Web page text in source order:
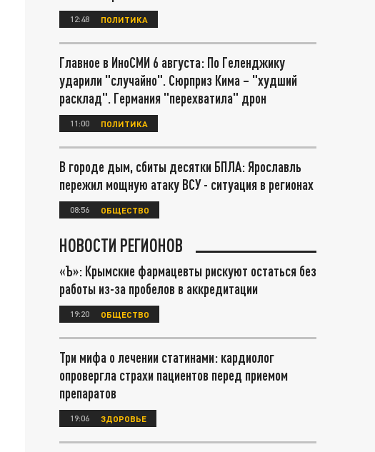
12:48 ПОЛИТИКА
Главное в ИноСМИ 6 августа: По Геленджику
ударили "случайно". Сюрприз Кима – "худший
расклад". Германия "перехватила" дрон
11:00 ПОЛИТИКА
В городе дым, сбиты десятки БПЛА: Ярославль
пережил мощную атаку ВСУ - ситуация в регионах
08:56 ОБЩЕСТВО
НОВОСТИ РЕГИОНОВ
«Ъ»: Крымские фармацевты рискуют остаться без
работы из-за пробелов в аккредитации
19:20 ОБЩЕСТВО
Три мифа о лечении статинами: кардиолог
опровергла страхи пациентов перед приемом
препаратов
19:06 ЗДОРОВЬЕ